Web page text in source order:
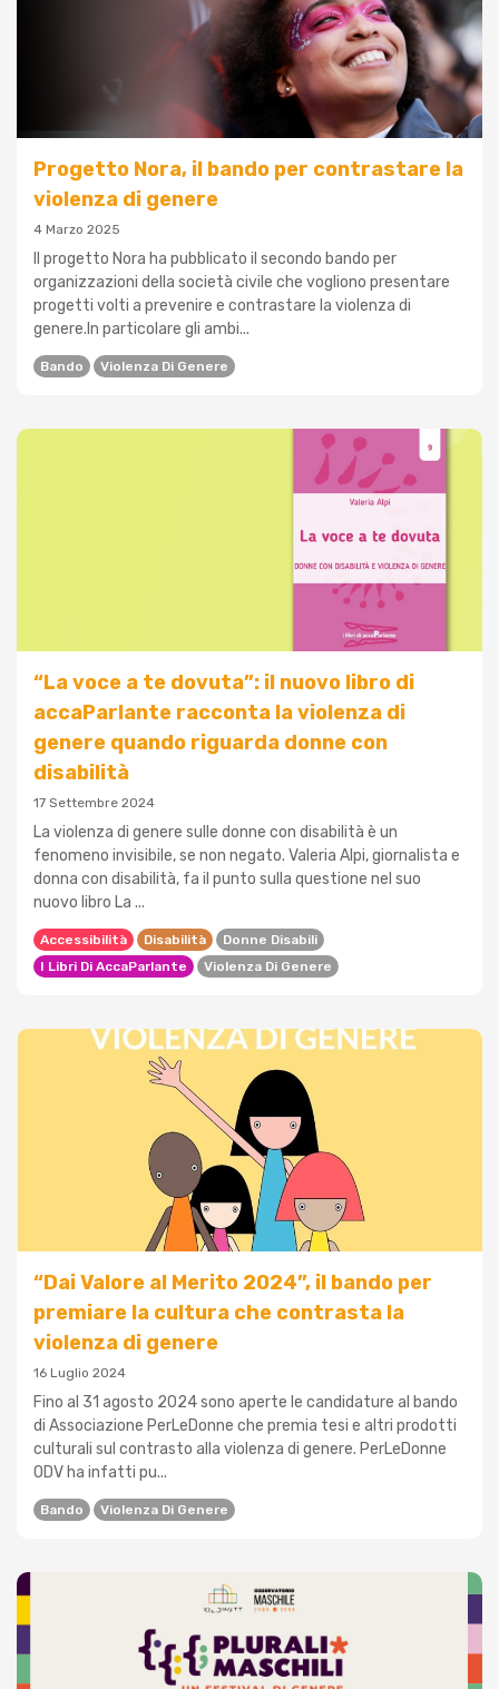
Progetto Nora, il bando per contrastare la
violenza di genere
4 Marzo 2025
Il progetto Nora ha pubblicato il secondo bando per
organizzazioni della società civile che vogliono presentare
progetti volti a prevenire e contrastare la violenza di
genere.In particolare gli ambi...
Bando Violenza Di Genere
“La voce a te dovuta”: il nuovo libro di
accaParlante racconta la violenza di
genere quando riguarda donne con
disabilità
17 Settembre 2024
La violenza di genere sulle donne con disabilità è un
fenomeno invisibile, se non negato. Valeria Alpi, giornalista e
donna con disabilità, fa il punto sulla questione nel suo
nuovo libro La ...
Accessibilità Disabilità
Donne Disabili
I Libri Di AccaParlante
Violenza Di Genere
“Dai Valore al Merito 2024”, il bando per
premiare la cultura che contrasta la
violenza di genere
16 Luglio 2024
Fino al 31 agosto 2024 sono aperte le candidature al bando
di Associazione PerLeDonne che premia tesi e altri prodotti
culturali sul contrasto alla violenza di genere. PerLeDonne
ODV ha infatti pu...
Bando Violenza Di Genere